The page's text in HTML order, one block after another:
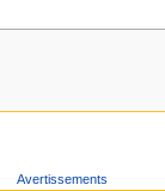
Avertissements